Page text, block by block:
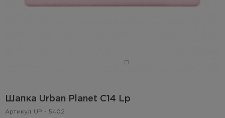
Шапка Urban Planet C14 Lp
Артикул UP - 5402